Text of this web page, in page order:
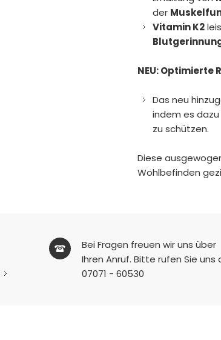
der
Vitamin K2
NEU: Optimierte
Das neu
indem es
zu schützen.
Diese
Wohlbefinden
Bei Fragen freuen wir uns über
Ihren Anruf. Bitte rufen Sie uns
07071 - 60530